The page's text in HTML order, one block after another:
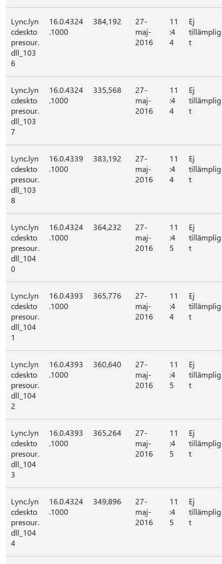
Lync.lyn
cdeskto
presour.
dll_103
6
16.0.4324
.1000
384,192
27-
maj-
2016
11
:4
4
Ej
tillämplig
t
Lync.lyn
cdeskto
presour.
dll_103
7
16.0.4324
.1000
335,568
27-
maj-
2016
11
:4
4
Ej
tillämplig
t
Lync.lyn
cdeskto
presour.
dll_103
8
16.0.4339
.1000
383,192
27-
maj-
2016
11
:4
4
Ej
tillämplig
t
Lync.lyn
cdeskto
presour.
dll_104
0
16.0.4324
.1000
364,232
27-
maj-
2016
11
:4
5
Ej
tillämplig
t
Lync.lyn
cdeskto
presour.
dll_104
1
16.0.4393
.1000
365,776
27-
maj-
2016
11
:4
4
Ej
tillämplig
t
Lync.lyn
cdeskto
presour.
dll_104
2
16.0.4393
.1000
360,640
27-
maj-
2016
11
:4
5
Ej
tillämplig
t
Lync.lyn
cdeskto
presour.
dll_104
3
16.0.4393
.1000
365,264
27-
maj-
2016
11
:4
5
Ej
tillämplig
t
Lync.lyn
cdeskto
presour.
dll_104
4
16.0.4324
.1000
349,896
27-
maj-
2016
11
:4
5
Ej
tillämplig
t